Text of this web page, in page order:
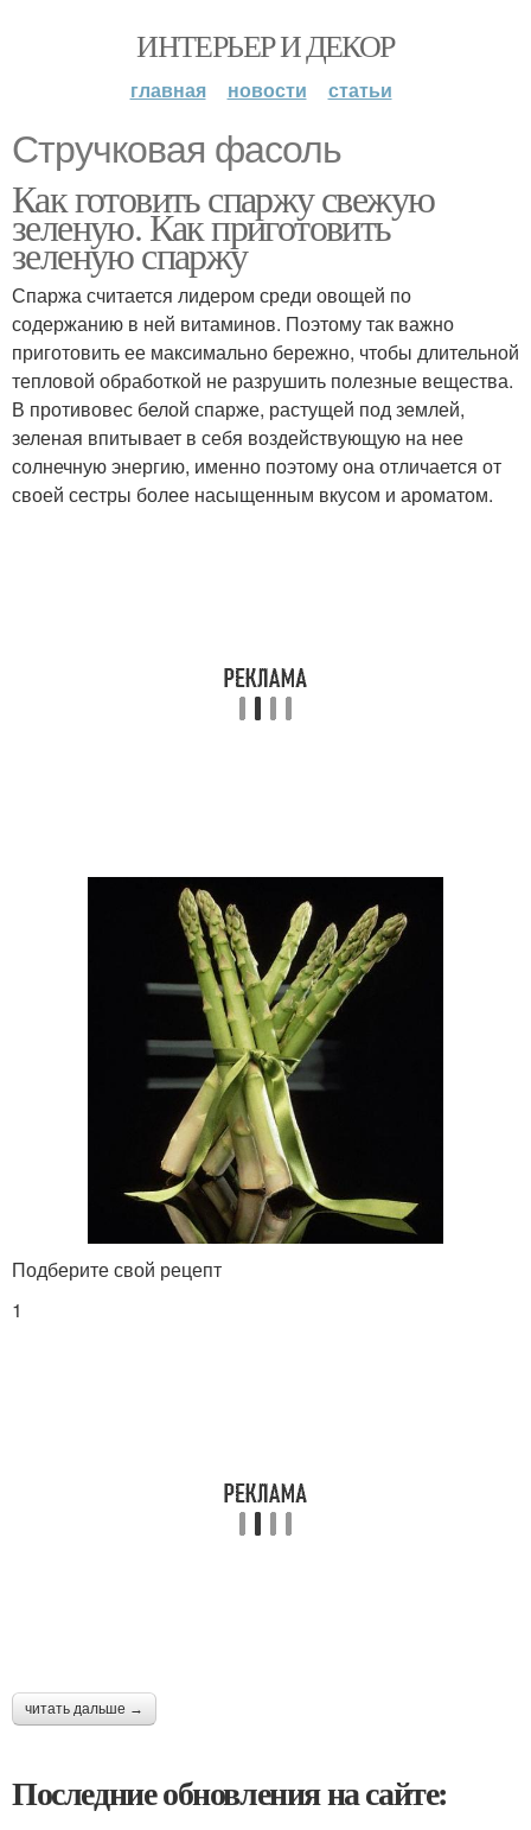
ИНТЕРЬЕР И ДЕКОР
главная новости статьи
Стручковая фасоль
Как готовить спаржу свежую
зеленую. Как приготовить
зеленую спаржу
Спаржа считается лидером среди овощей по
содержанию в ней витаминов. Поэтому так важно
приготовить ее максимально бережно, чтобы длительной
тепловой обработкой не разрушить полезные вещества.
В противовес белой спарже, растущей под землей,
зеленая впитывает в себя воздействующую на нее
солнечную энергию, именно поэтому она отличается от
своей сестры более насыщенным вкусом и ароматом.
Подберите свой рецепт
1
читать дальше →
Последние обновления на сайте: